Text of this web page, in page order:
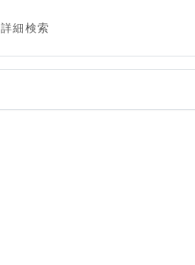
詳細検索